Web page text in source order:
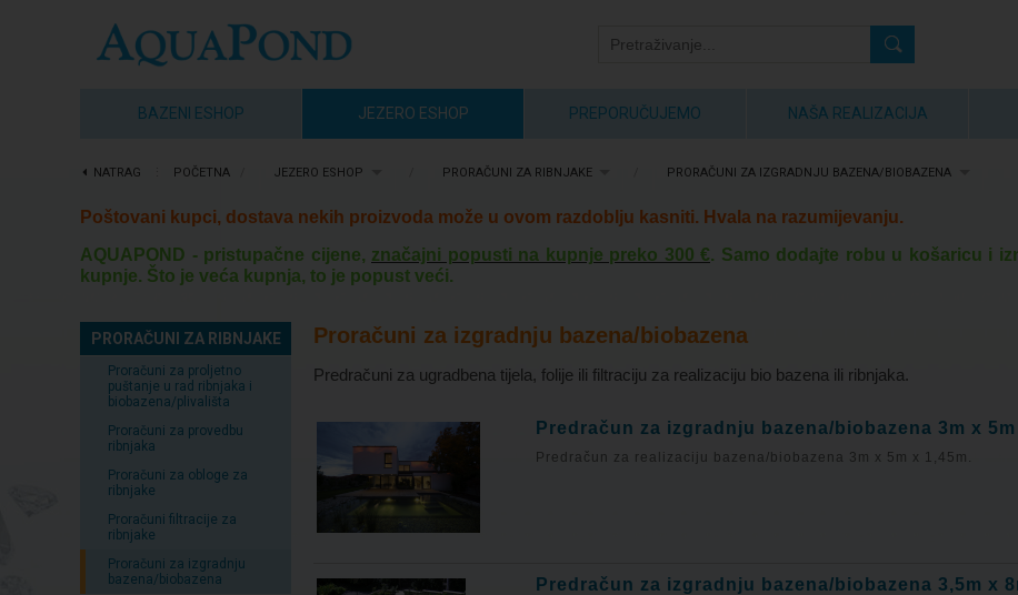
BAZENI ESHOP JEZERO ESHOP PREPORUČUJEMO NAŠA REALIZACIJA
NATRAG POČETNA JEZERO ESHOP PRORAČUNI ZA RIBNJAKE PRORAČUNI ZA IZGRADNJU BAZENA/BIOBAZENA
Poštovani kupci, dostava nekih proizvoda može u ovom razdoblju kasniti. Hvala na razumijevanju.
AQUAPOND - pristupačne cijene, značajni popusti na kupnje preko 300 €. Samo dodajte robu u košaricu i
kupnje. Što je veća kupnja, to je popust veći.
PRORAČUNI ZA RIBNJAKE
Proračuni za proljetno
puštanje u rad ribnjaka i
biobazena/plivališta
Proračuni za provedbu
ribnjaka
Proračuni za obloge za
ribnjake
Proračuni filtracije za
ribnjake
Proračuni za izgradnju
bazena/biobazena
Proračuni za izgradnju bazena/biobazena
Predračuni za ugradbena tijela, folije ili filtraciju za realizaciju bio bazena ili ribnjaka.
Predračun za izgradnju bazena/biobazena 3m x 5m
Predračun za realizaciju bazena/biobazena 3m x 5m x 1,45m.
Predračun za izgradnju bazena/biobazena 3,5m x